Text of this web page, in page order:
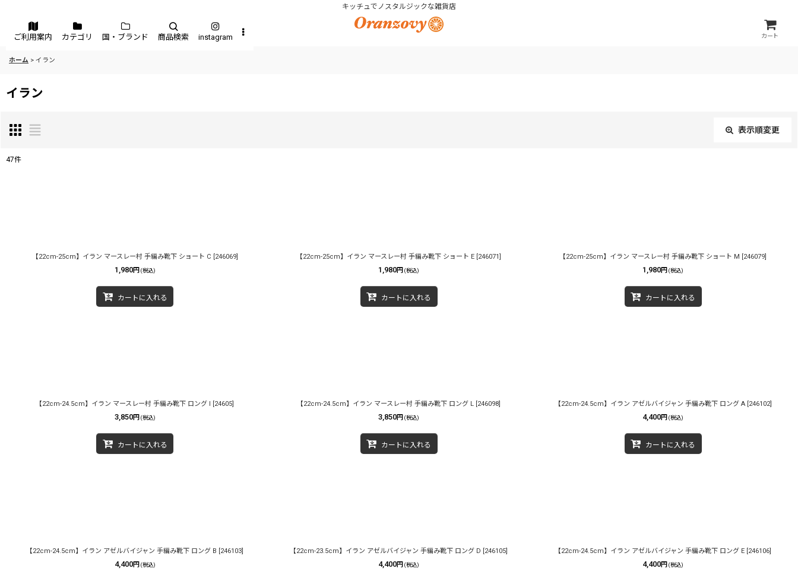
キッチュでノスタルジックな雑貨店
メニュー カート
ご利用案内 カテゴリ 国・ブランド 商品検索 instagram
ホーム > イラン
イラン
表示順変更
絞り込む
47件
【22cm-25cm】イラン マースレー村 手編み靴下 ショート C [246069]
1,980円 (税込)
カートに入れる
【22cm-25cm】イラン マースレー村 手編み靴下 ショート E [246071]
1,980円 (税込)
カートに入れる
【22cm-25cm】イラン マースレー村 手編み靴下 ショート M [246079]
1,980円 (税込)
カートに入れる
【22cm-24.5cm】イラン マースレー村 手編み靴下 ロング I [24605]
3,850円 (税込)
カートに入れる
【22cm-24.5cm】イラン マースレー村 手編み靴下 ロング L [246098]
3,850円 (税込)
カートに入れる
【22cm-24.5cm】イラン アゼルバイジャン 手編み靴下 ロング A [246102]
4,400円 (税込)
カートに入れる
【22cm-24.5cm】イラン アゼルバイジャン 手編み靴下 ロング B [246103]
4,400円 (税込)
【22cm-23.5cm】イラン アゼルバイジャン 手編み靴下 ロング D [246105]
4,400円 (税込)
【22cm-24.5cm】イラン アゼルバイジャン 手編み靴下 ロング E [246106]
4,400円 (税込)